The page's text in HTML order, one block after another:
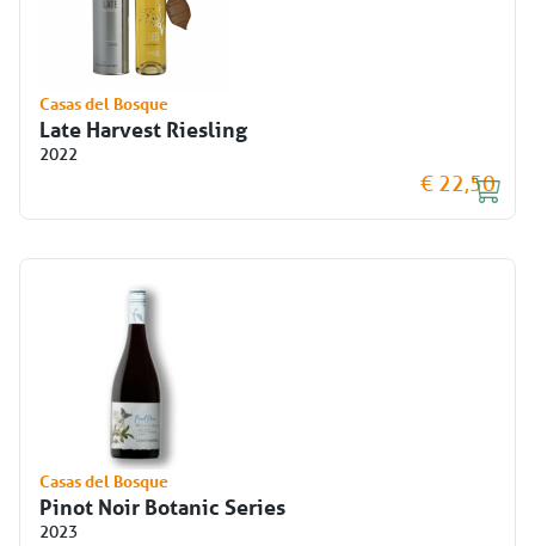
Casas del Bosque
Late Harvest Riesling
2022
€ 22,50
Casas del Bosque
Pinot Noir Botanic Series
2023